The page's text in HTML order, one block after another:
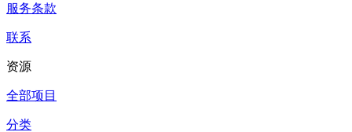
服务条款
联系
资源
全部项目
分类